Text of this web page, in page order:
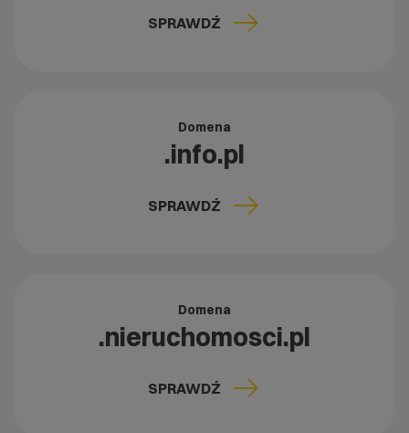
SPRAWDŹ
Domena
.info.pl
SPRAWDŹ
Domena
.nieruchomosci.pl
SPRAWDŹ